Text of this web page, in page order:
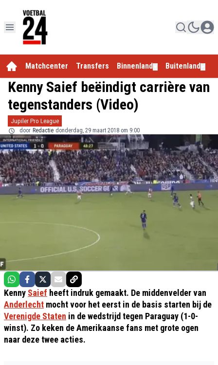
Matchcenter Transfers Binnenland Buitenland
Kenny Saief beëindigt carrière van
tegenstanders (Video)
Jupiler Pro League
door Redactie donderdag, 29 maart 2018 om 9:00
Kenny Saief heeft indruk gemaakt. De middenvelder van
Anderlecht mocht voor het eerst in de basis starten bij de
Verenigde Staten in de wedstrijd tegen Paraguay (1-0-
winst). Zo keken de Amerikaanse fans met grote ogen
naar deze twee acties.